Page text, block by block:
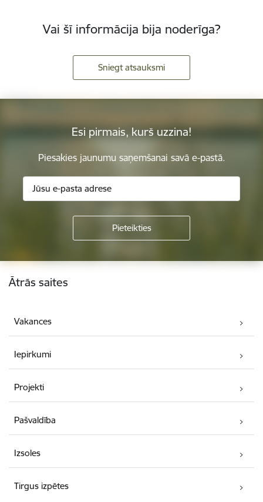
Vai šī informācija bija noderīga?
Sniegt atsauksmi
Esi pirmais, kurš uzzina!
Piesakies jaunumu saņemšanai savā e-pastā.
Kājene
Ātrās saites
Vakances
Iepirkumi
Projekti
Pašvaldība
Izsoles
Tirgus izpētes